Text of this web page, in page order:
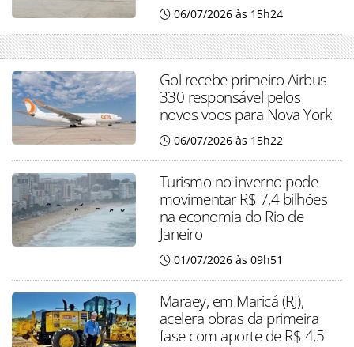
06/07/2026 às 15h24
Gol recebe primeiro Airbus
330 responsável pelos
novos voos para Nova York
06/07/2026 às 15h22
Turismo no inverno pode
movimentar R$ 7,4 bilhões
na economia do Rio de
Janeiro
01/07/2026 às 09h51
Maraey, em Maricá (RJ),
acelera obras da primeira
fase com aporte de R$ 4,5